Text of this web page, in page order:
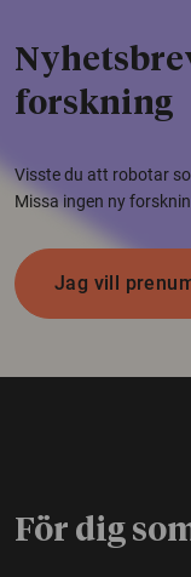
forskning
Visste du att robotar
Missa ingen ny
Jag vill
För dig